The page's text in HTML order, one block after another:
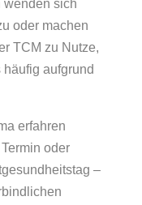
wenden sich
oder machen
TCM zu Nutze,
aufgrund
erfahren
oder
–